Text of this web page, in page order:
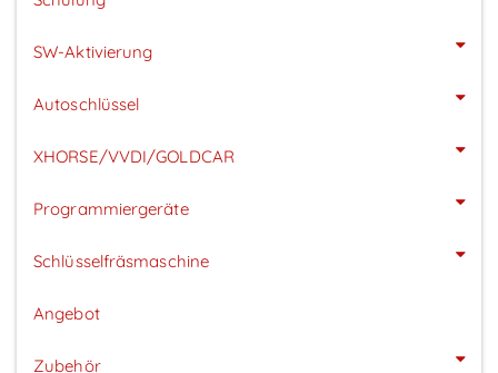
SW-Aktivierung
Autoschlüssel
XHORSE/VVDI/GOLDCAR
Programmiergeräte
Schlüsselfräsmaschine
Angebot
Zubehör